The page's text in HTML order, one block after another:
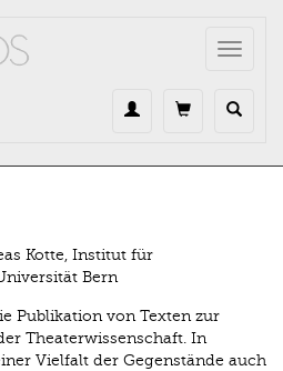
Toggle
Kotte, Institut für
Bern
Publikation von Texten zur
Theaterwissenschaft. In
Vielfalt der Gegenstände auch